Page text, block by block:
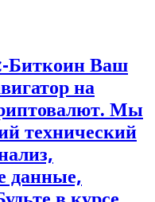
Биткоин Ваш
на
Мы
технический
данные,